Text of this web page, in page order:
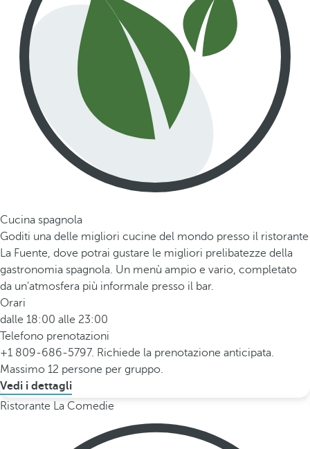
Cucina spagnola
Goditi una delle migliori cucine del mondo presso il ristorante
La Fuente, dove potrai gustare le migliori prelibatezze della
gastronomia spagnola. Un menù ampio e vario, completato
da un'atmosfera più informale presso il bar.
Orari
dalle 18:00 alle 23:00
Telefono prenotazioni
+1 809-686-5797. Richiede la prenotazione anticipata.
Massimo 12 persone per gruppo.
Vedi i dettagli
Ristorante La Comedie